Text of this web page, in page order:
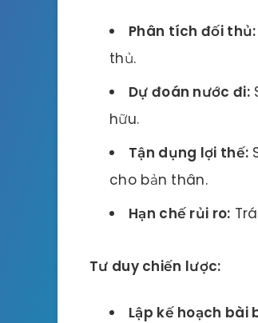
Phân tích đối thủ:
thủ.
Dự đoán nước đi:
hữu.
Tận dụng lợi thế:
cho bản thân.
Hạn chế rủi ro:
Tư duy chiến lược:
Lập kế hoạch bài